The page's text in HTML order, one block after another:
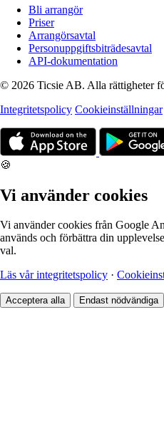
Bli arrangör
Priser
Arrangörsavtal
Personuppgiftsbiträdesavtal
API-dokumentation
© 2026 Ticsie AB. Alla rättigheter
Integritetspolicy Cookieinställningar
🍪
Vi använder cookies
Vi använder cookies från Google
används och förbättra din
val.
Läs vår integritetspolicy ·
Acceptera alla Endast nödvändiga